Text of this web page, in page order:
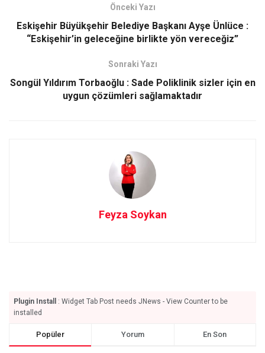
o
o
d
o
Önceki Yazı
Eskişehir Büyükşehir Belediye Başkanı Ayşe Ünlüce :
“Eskişehir’in geleceğine birlikte yön vereceğiz”
Sonraki Yazı
Songül Yıldırım Torbaoğlu : Sade Poliklinik sizler için en
uygun çözümleri sağlamaktadır
Feyza Soykan
Plugin Install
: Widget Tab Post needs JNews - View Counter to be
installed
Popüler Yorum En Son